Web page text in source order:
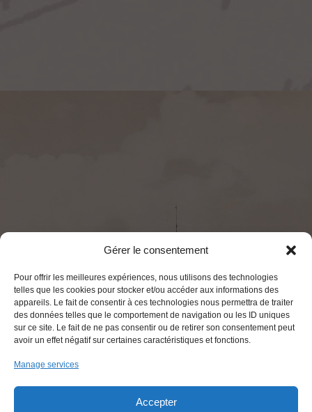
Gérer le consentement
Pour offrir les meilleures expériences, nous utilisons des technologies
telles que les cookies pour stocker et/ou accéder aux informations des
appareils. Le fait de consentir à ces technologies nous permettra de traiter
des données telles que le comportement de navigation ou les ID uniques
sur ce site. Le fait de ne pas consentir ou de retirer son consentement peut
avoir un effet négatif sur certaines caractéristiques et fonctions.
Manage services
Accepter